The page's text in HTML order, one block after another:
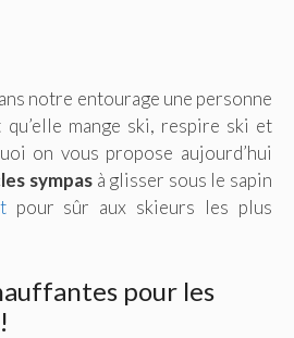
notre entourage une personne
mange ski, respire ski et
on vous propose aujourd’hui
sympasà glisser sous le sapin
pour sûr aux skieurs les plus
pour les